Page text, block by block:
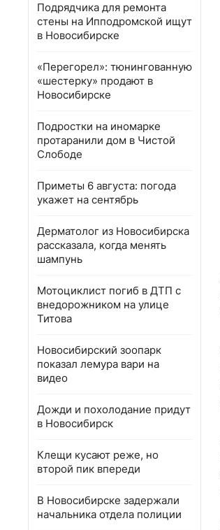
Подрядчика для ремонта
стены на Ипподромской ищут
в Новосибирске
«Перегорел»: тюнингованную
«шестерку» продают в
Новосибирске
Подростки на иномарке
протаранили дом в Чистой
Слободе
Приметы 6 августа: погода
укажет на сентябрь
Дерматолог из Новосибирска
рассказала, когда менять
шампунь
Мотоциклист погиб в ДТП с
внедорожником на улице
Титова
Новосибирский зоопарк
показал лемура вари на
видео
Дожди и похолодание придут
в Новосибирск
Клещи кусают реже, но
второй пик впереди
В Новосибирске задержали
начальника отдела полиции